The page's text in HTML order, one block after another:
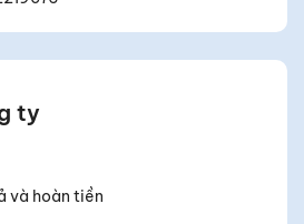
ty
và hoàn tiền